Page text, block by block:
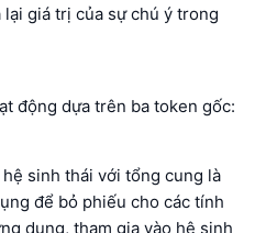
giá trị của sự chú ý trong
động dựa trên ba token gốc:
sinh thái với tổng cung là
để bỏ phiếu cho các tính
dụng, tham gia vào hệ sinh